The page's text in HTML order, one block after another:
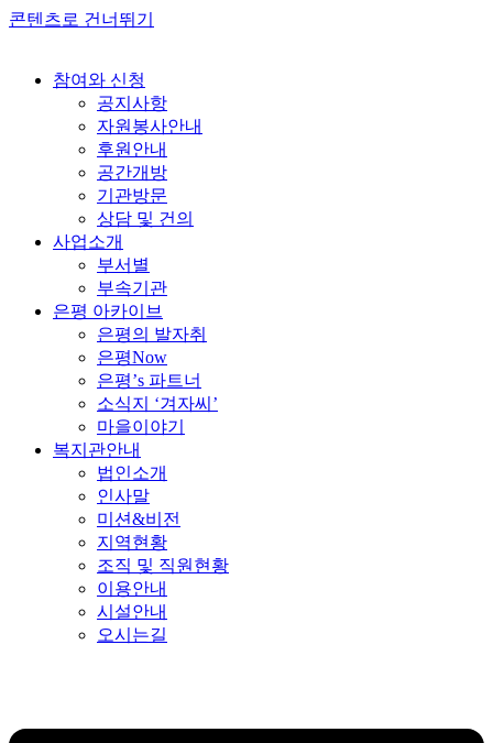
콘텐츠로 건너뛰기
참여와 신청
공지사항
자원봉사안내
후원안내
공간개방
기관방문
상담 및 건의
사업소개
부서별
부속기관
은평 아카이브
은평의 발자취
은평Now
은평’s 파트너
소식지 ‘겨자씨’
마을이야기
복지관안내
법인소개
인사말
미션&비전
지역현황
조직 및 직원현황
이용안내
시설안내
오시는길